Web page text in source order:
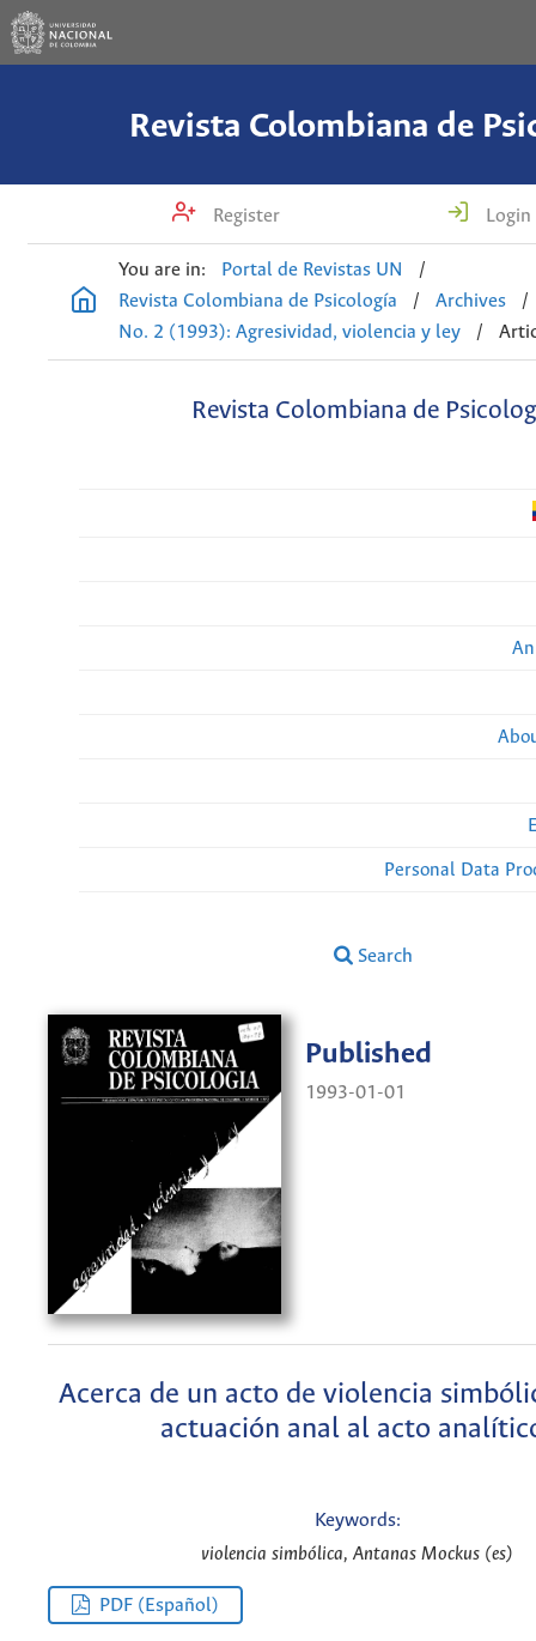
Revista Colombiana de
Register Login
You are in: Portal de Revistas UN
/
Revista Colombiana de Psicología
/ Archives
/
No. 2 (1993): Agresividad, violencia y ley
/
Revista Colombiana de
Personal Data
Search
Published
1993-01-01
Acerca de un acto de violencia
actuación anal al acto
Keywords:
violencia simbólica, Antanas Mockus (es)
PDF (Español)